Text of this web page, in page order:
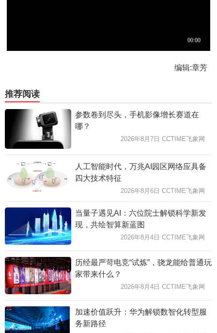
编辑:章芳
推荐阅读
参数卷到尽头，手机影像增长赛道在
哪？
2026年8月7日 CCTIME飞象网
人工智能时代，万兆AI园区网络应具备
四大技术特征
2026年8月6日 CCTIME飞象网
当量子遇见AI：六位院士解锁科学新发
现，共绘智算新蓝图
2026年8月4日 CCTIME飞象网
历经最严苛电竞“试炼”，骁龙能给普通玩
家带来什么？
2026年8月4日 CCTIME飞象网
加速价值跃升：华为解锁数智化转型服
务新路径